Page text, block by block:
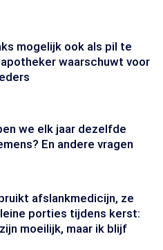
mogelijk ook als pil te
waarschuwt voor
we elk jaar dezelfde
En andere vragen
afslankmedicijn, ze
porties tijdens kerst:
moeilijk, maar ik blijf